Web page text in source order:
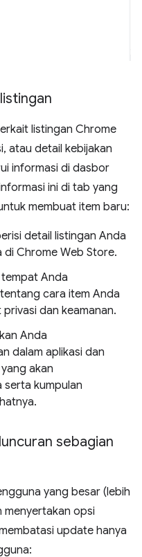
listingan Chrome
atau detail kebijakan
informasi di dasbor
ini di tab yang
membuat item baru:
detail listingan Anda
di Chrome Web Store.
Anda
cara item Anda
dan keamanan.
Anda
dalam aplikasi dan
akan
serta kumpulan
sebagian
yang besar (lebih
menyertakan opsi
update hanya